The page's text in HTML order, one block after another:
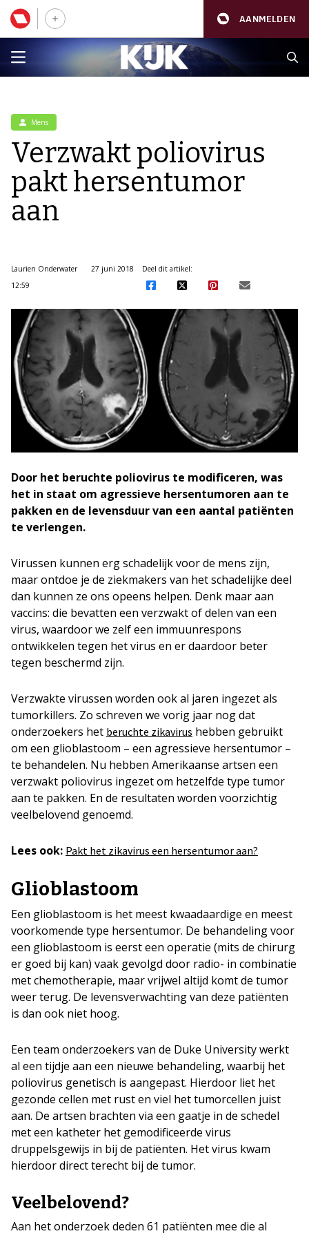
AANMELDEN
Mens
Verzwakt poliovirus
pakt hersentumor
aan
Laurien Onderwater
27 juni 2018
12:59
Deel dit artikel:
Door het beruchte poliovirus te modificeren, was
het in staat om agressieve hersentumoren aan te
pakken en de levensduur van een aantal patiënten
te verlengen.
Virussen kunnen erg schadelijk voor de mens zijn,
maar ontdoe je de ziekmakers van het schadelijke deel
dan kunnen ze ons opeens helpen. Denk maar aan
vaccins: die bevatten een verzwakt of delen van een
virus, waardoor we zelf een immuunrespons
ontwikkelen tegen het virus en er daardoor beter
tegen beschermd zijn.
Verzwakte virussen worden ook al jaren ingezet als
tumorkillers. Zo schreven we vorig jaar nog dat
onderzoekers het beruchte zikavirus hebben gebruikt
om een glioblastoom – een agressieve hersentumor –
te behandelen. Nu hebben Amerikaanse artsen een
verzwakt poliovirus ingezet om hetzelfde type tumor
aan te pakken. En de resultaten worden voorzichtig
veelbelovend genoemd.
Lees ook: Pakt het zikavirus een hersentumor aan?
Glioblastoom
Een glioblastoom is het meest kwaadaardige en meest
voorkomende type hersentumor. De behandeling voor
een glioblastoom is eerst een operatie (mits de chirurg
er goed bij kan) vaak gevolgd door radio- in combinatie
met chemotherapie, maar vrijwel altijd komt de tumor
weer terug. De levensverwachting van deze patiënten
is dan ook niet hoog.
Een team onderzoekers van de Duke University werkt
al een tijdje aan een nieuwe behandeling, waarbij het
poliovirus genetisch is aangepast. Hierdoor liet het
gezonde cellen met rust en viel het tumorcellen juist
aan. De artsen brachten via een gaatje in de schedel
met een katheter het gemodificeerde virus
druppelsgewijs in bij de patiënten. Het virus kwam
hierdoor direct terecht bij de tumor.
Veelbelovend?
Aan het onderzoek deden 61 patiënten mee die al